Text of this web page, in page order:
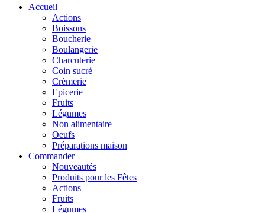
Accueil
Actions
Boissons
Boucherie
Boulangerie
Charcuterie
Coin sucré
Crèmerie
Epicerie
Fruits
Légumes
Non alimentaire
Oeufs
Préparations maison
Commander
Nouveautés
Produits pour les Fêtes
Actions
Fruits
Légumes